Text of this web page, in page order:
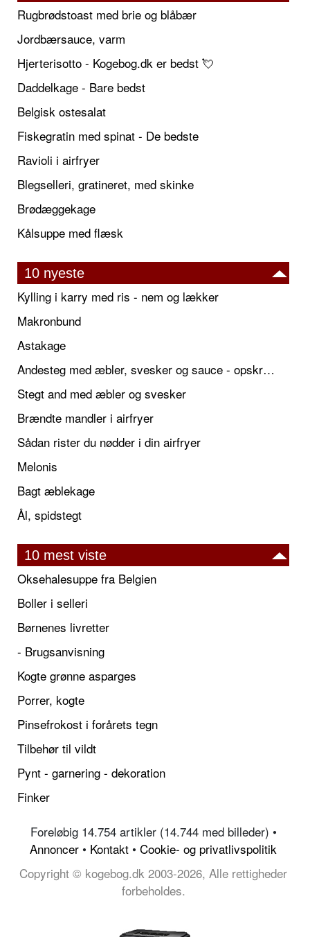
Rugbrødstoast med brie og blåbær
Jordbærsauce, varm
Hjerterisotto - Kogebog.dk er bedst 💘
Daddelkage - Bare bedst
Belgisk ostesalat
Fiskegratin med spinat - De bedste
Ravioli i airfryer
Blegselleri, gratineret, med skinke
Brødæggekage
Kålsuppe med flæsk
10 nyeste
Kylling i karry med ris - nem og lækker
Makronbund
Astakage
Andesteg med æbler, svesker og sauce - opskrift også til jul
Stegt and med æbler og svesker
Brændte mandler i airfryer
Sådan rister du nødder i din airfryer
Melonis
Bagt æblekage
Ål, spidstegt
10 mest viste
Oksehalesuppe fra Belgien
Boller i selleri
Børnenes livretter
- Brugsanvisning
Kogte grønne asparges
Porrer, kogte
Pinsefrokost i forårets tegn
Tilbehør til vildt
Pynt - garnering - dekoration
Finker
Foreløbig 14.754 artikler (14.744 med billeder) •
Annoncer • Kontakt • Cookie- og privatlivspolitik
Copyright © kogebog.dk 2003-2026, Alle rettigheder
forbeholdes.